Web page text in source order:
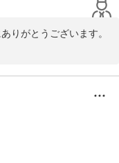
りがとうございます。
ご移動が多いお客様に
ざいます。
大切にご用意しており
です。今後もご期待に